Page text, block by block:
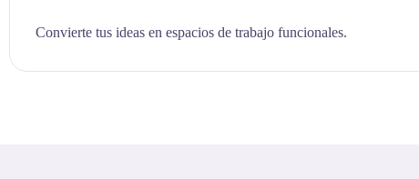
Convierte tus ideas en espacios de trabajo funcionales.